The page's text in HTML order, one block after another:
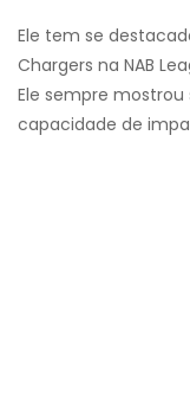
Ele tem se
Chargers na NAB
Ele sempre
capacidade de